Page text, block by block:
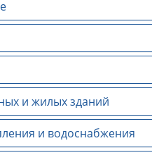
и жилых зданий
и водоснабжения